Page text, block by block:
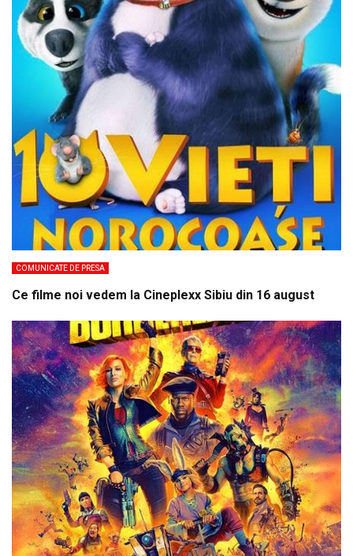
COMUNICATE DE PRESA
Ce filme noi vedem la Cineplexx Sibiu din 16 august